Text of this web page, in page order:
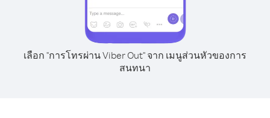
เลือก "การโทรผ่าน Viber Out" จาก เมนูส่วนหัวของการ
สนทนา